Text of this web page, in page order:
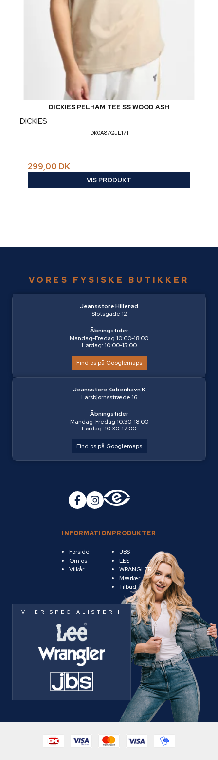
DICKIES PELHAM TEE SS WOOD ASH
DICKIES
DK0A87QJL171
299,00 DK
VIS PRODUKT
VORES FYSISKE BUTIKKER
Jeansstore Hillerød
Slotsgade 12
Åbningstider
Mandag-Fredag 10:00-18:00
Lørdag: 10:00-15:00
Find os på Googlemaps
Jeansstore København K
Larsbjørnsstræde 16
Åbningstider
Mandag-Fredag 10:30-18:00
Lørdag: 10:30-17:00
Find os på Googlemaps
INFORMATION
Forside
Om os
Vilkår
PRODUKTER
JBS
LEE
WRANGLER
Mærker
Tilbud
VI ER SPECIALISTER I